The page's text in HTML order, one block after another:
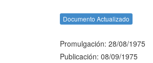
Documento Actualizado
Promulgación: 28/08/1975
Publicación: 08/09/1975